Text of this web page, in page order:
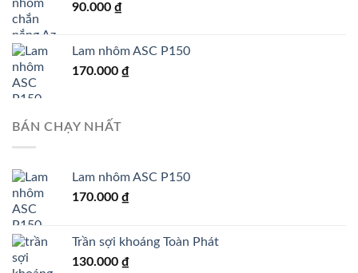
90.000 ₫
Lam nhôm ASC P150
170.000 ₫
BÁN CHẠY NHẤT
Lam nhôm ASC P150
170.000 ₫
Trần sợi khoáng Toàn Phát
130.000 ₫